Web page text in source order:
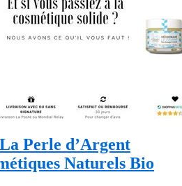
Perle d’Argent
Naturels Bio